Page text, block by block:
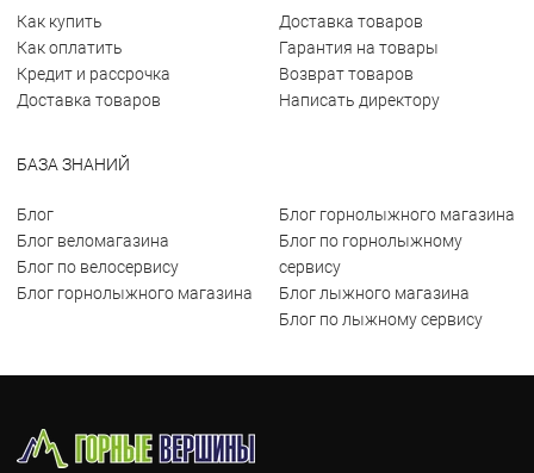
Как купить
Как оплатить
Кредит и рассрочка
Доставка товаров
Доставка товаров
Гарантия на товары
Возврат товаров
Написать директору
БАЗА ЗНАНИЙ
Блог
Блог веломагазина
Блог по велосервису
Блог горнолыжного магазина
Блог горнолыжного магазина
Блог по горнолыжному
сервису
Блог лыжного магазина
Блог по лыжному сервису